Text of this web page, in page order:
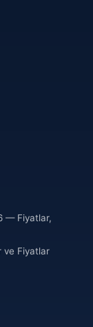
— Fiyatlar,
ve Fiyatlar